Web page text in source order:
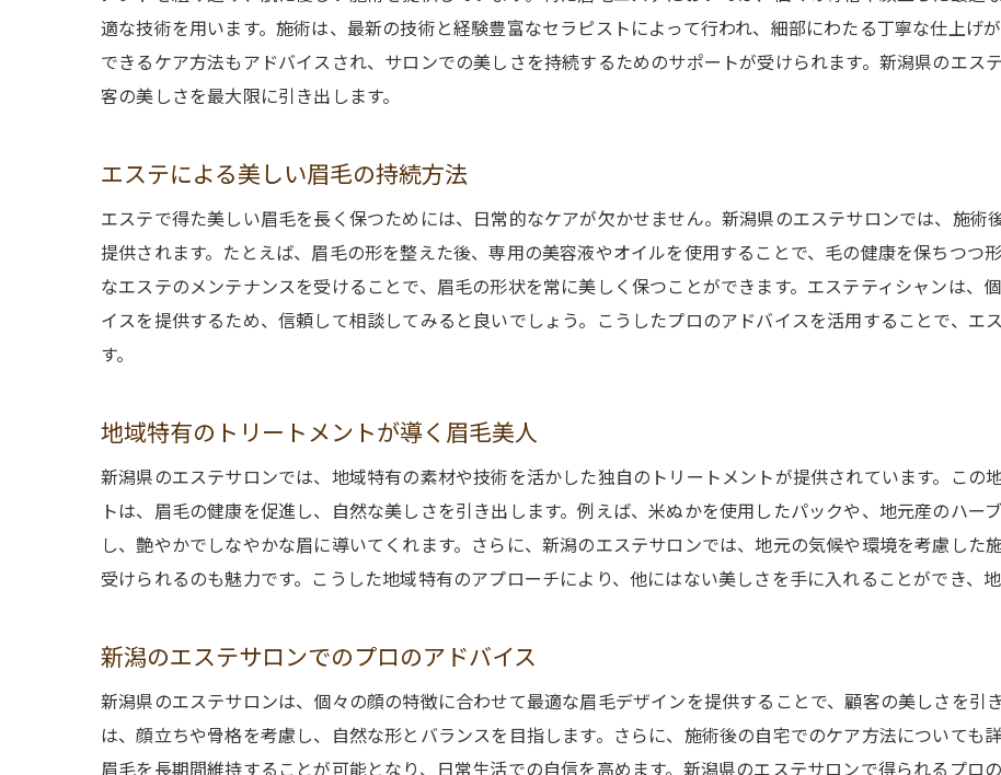
適な技術を用います。施術は、最新の技術と経験豊富なセラピストによって行われ、細部にわたる丁寧な仕上げ
できるケア方法もアドバイスされ、サロンでの美しさを持続するためのサポートが受けられます。新潟県のエス
客の美しさを最大限に引き出します。
エステによる美しい眉毛の持続方法
エステで得た美しい眉毛を長く保つためには、日常的なケアが欠かせません。新潟県のエステサロンでは、施術
提供されます。たとえば、眉毛の形を整えた後、専用の美容液やオイルを使用することで、毛の健康を保ちつつ
なエステのメンテナンスを受けることで、眉毛の形状を常に美しく保つことができます。エステティシャンは、
イスを提供するため、信頼して相談してみると良いでしょう。こうしたプロのアドバイスを活用することで、エ
す。
地域特有のトリートメントが導く眉毛美人
新潟県のエステサロンでは、地域特有の素材や技術を活かした独自のトリートメントが提供されています。この
トは、眉毛の健康を促進し、自然な美しさを引き出します。例えば、米ぬかを使用したパックや、地元産のハー
し、艶やかでしなやかな眉に導いてくれます。さらに、新潟のエステサロンでは、地元の気候や環境を考慮した
受けられるのも魅力です。こうした地域特有のアプローチにより、他にはない美しさを手に入れることができ、
新潟のエステサロンでのプロのアドバイス
新潟県のエステサロンは、個々の顔の特徴に合わせて最適な眉毛デザインを提供することで、顧客の美しさを引
は、顔立ちや骨格を考慮し、自然な形とバランスを目指します。さらに、施術後の自宅でのケア方法についても
眉毛を長期間維持することが可能となり、日常生活での自信を高めます。新潟県のエステサロンで得られるプロ